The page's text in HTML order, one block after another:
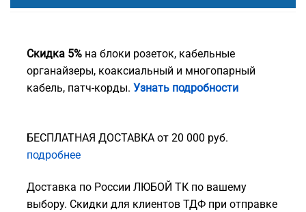
Скидка 5% на блоки розеток, кабельные
органайзеры, коаксиальный и многопарный
кабель, патч-корды. Узнать подробности
БЕСПЛАТНАЯ ДОСТАВКА от 20 000 руб.
подробнее
Доставка по России ЛЮБОЙ ТК по вашему
выбору. Скидки для клиентов ТДФ при отправке